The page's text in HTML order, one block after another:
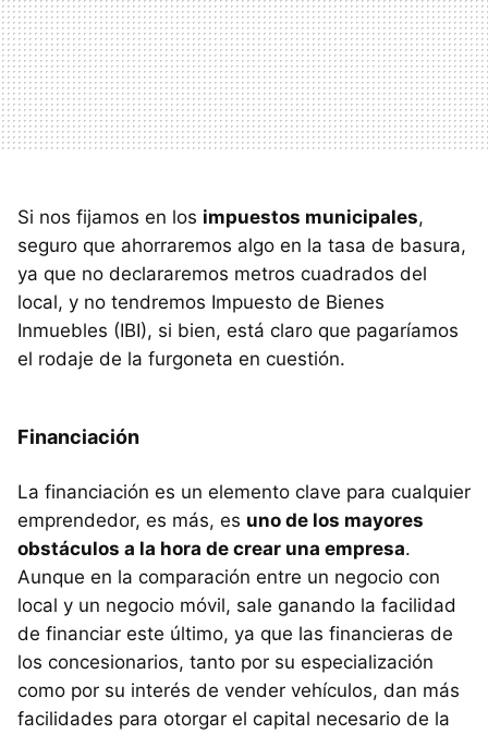
Si nos fijamos en los impuestos municipales,
seguro que ahorraremos algo en la tasa de basura,
ya que no declararemos metros cuadrados del
local, y no tendremos Impuesto de Bienes
Inmuebles (IBI), si bien, está claro que pagaríamos
el rodaje de la furgoneta en cuestión.
Financiación
La financiación es un elemento clave para cualquier
emprendedor, es más, es uno de los mayores
obstáculos a la hora de crear una empresa.
Aunque en la comparación entre un negocio con
local y un negocio móvil, sale ganando la facilidad
de financiar este último, ya que las financieras de
los concesionarios, tanto por su especialización
como por su interés de vender vehículos, dan más
facilidades para otorgar el capital necesario de la